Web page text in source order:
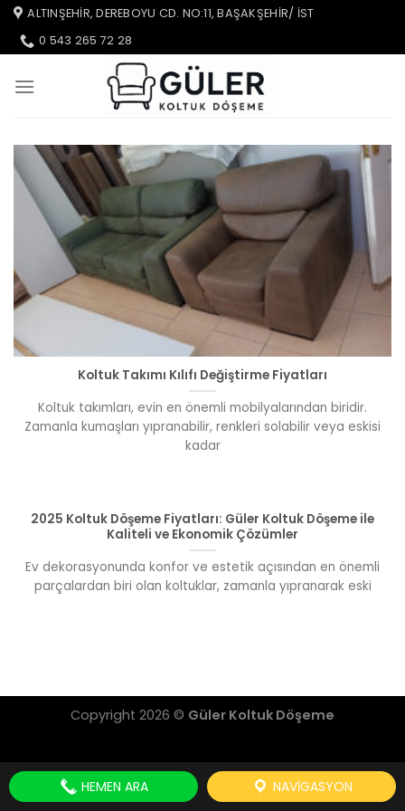
İçeriğe
atla
ALTINŞEHIR, DEREBOYU CD. NO:11, BAŞAKŞEHIR/ IST
0 543 265 72 28
Koltuk Takımı Kılıfı Değiştirme Fiyatları
Koltuk takımları, evin en önemli mobilyalarından biridir.
Zamanla kumaşları yıpranabilir, renkleri solabilir veya eskisi
kadar
2025 Koltuk Döşeme Fiyatları: Güler Koltuk Döşeme ile
Kaliteli ve Ekonomik Çözümler
Ev dekorasyonunda konfor ve estetik açısından en önemli
parçalardan biri olan koltuklar, zamanla yıpranarak eski
Copyright 2026 © Güler Koltuk Döşeme
HEMEN ARA NAVIGASYON